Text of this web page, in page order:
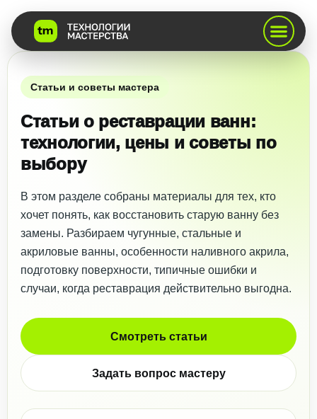
Статьи и советы мастера
Статьи о реставрации ванн:
технологии, цены и советы по
выбору
В этом разделе собраны материалы для тех, кто
хочет понять, как восстановить старую ванну без
замены. Разбираем чугунные, стальные и
акриловые ванны, особенности наливного акрила,
подготовку поверхности, типичные ошибки и
случаи, когда реставрация действительно выгодна.
Смотреть статьи
Задать вопрос мастеру